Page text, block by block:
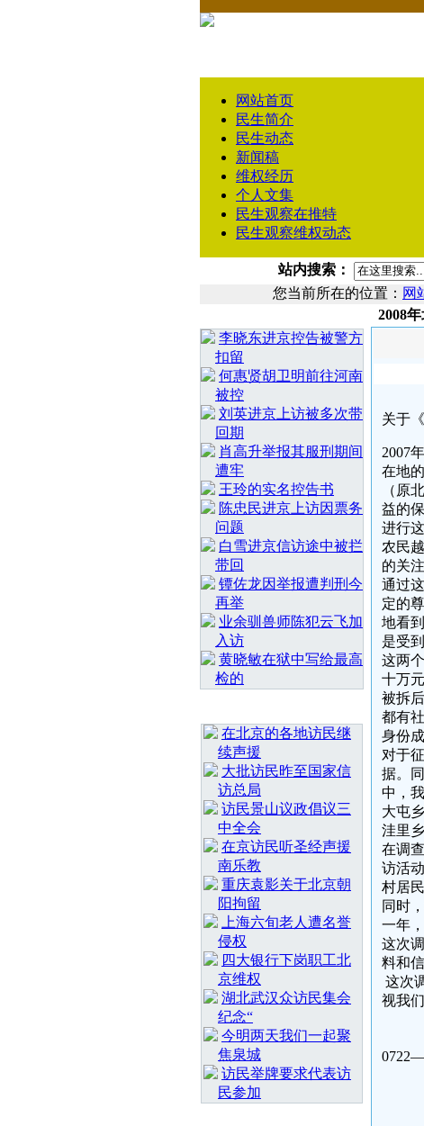
网站首页
民生简介
民生动态
新闻稿
维权经历
个人文集
民生观察在推特
民生观察维权动态
站内搜索：
您当前所在的位置： 网
李晓东进京控告被警方
扣留
何惠贤胡卫明前往河南
被控
刘英进京上访被多次带
回期
肖高升举报其服刑期间
遭牢
王玲的实名控告书
陈忠民进京上访因票务
问题
白雪进京信访途中被拦
带回
镡佐龙因举报遭判刑今
再举
业余驯兽师陈犯云飞加
入访
黄晓敏在狱中写给最高
检的
在北京的各地访民继
续声援
大批访民昨至国家信
访总局
访民景山议政倡议三
中全会
在京访民听圣经声援
南乐教
重庆袁影关于北京朝
阳拘留
上海六旬老人遭名誉
侵权
四大银行下岗职工北
京维权
湖北武汉众访民集会
纪念“
今明两天我们一起聚
焦泉城
访民举牌要求代表访
民参加
2008
关于
2007
在地
（原
益的
进行
农民
的关注
通过
定的
地看
是受
这两
十万
被拆
都有
身份
对于
据。
中，
大屯
洼里
在调
访活
村居
同时
一年
这次
料和
这次
视我
联